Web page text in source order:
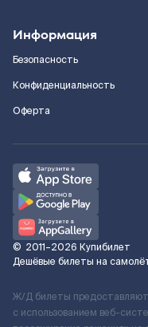
Информация
Безопасность
Конфиденциальность
Оферта
© 2011–2026 Купибилет
Дешёвые билеты на
Ж/Д билеты
с использованием веб-